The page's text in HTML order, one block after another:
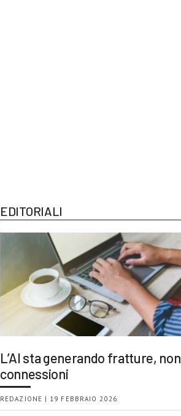
EDITORIALI
L’AI sta generando fratture, non
connessioni
REDAZIONE | 19 FEBBRAIO 2026